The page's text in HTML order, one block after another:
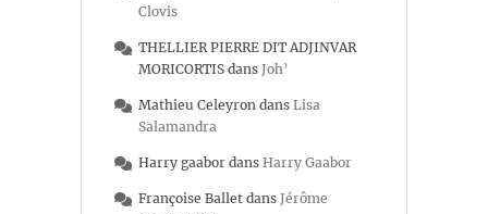
Clovis
THELLIER PIERRE DIT ADJINVAR
MORICORTIS dans Joh’
Mathieu Celeyron dans Lisa
Salamandra
Harry gaabor dans Harry Gaabor
Françoise Ballet dans Jérôme